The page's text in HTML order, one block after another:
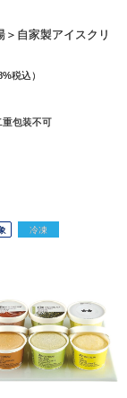
＞自家製アイスクリ
税込）
重包装不可
冷凍